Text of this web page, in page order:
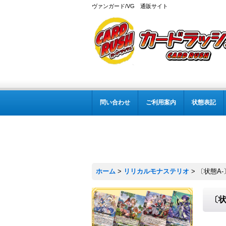
ヴァンガード/VG 通販サイト
問い合わせ ご利用案内 状態表記
ホーム > リリカルモナステリオ > 〔状態
〔